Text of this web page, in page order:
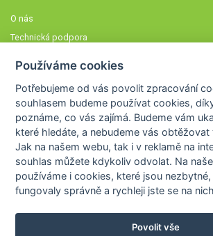
O nás
Technická podpora
Členové STOBklubu
Zásady nakládání s osobními údaji
Otestujte se
Spočítejte si
Výzva 52
Používáme cookies
Potřebujeme od vás povolit zpracování
souhlasem budeme používat cookies,
poznáme,co vás zajímá. Budeme vám
které hledáte, a nebudeme vás obtěžovat
Jak na našem webu, tak i v reklamě na
souhlas můžete kdykoliv odvolat. Na
používáme i cookies, které jsou nezbytné
fungovaly správně a rychleji jste se na
Povolit vše